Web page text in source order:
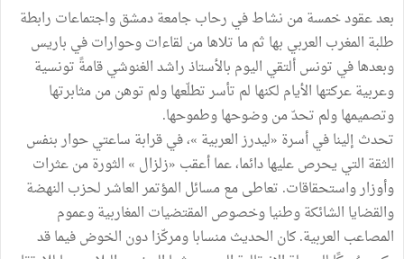
بعد عقود خمسة من نشاط في رحاب جامعة دمشق واجتماعات رابطة
طلبة المغرب العربي بها ثم ما تلاها من لقاءات وحوارات في باريس
وبعدها في تونس ألتقي اليوم بالأستاذ راشد الغنوشي قامةً تونسية
وعربية عركتها الأيام لكنها لم تأسر تطلّعها ولم توهن من مثابرتها
وتصميمها ولم تحدّ من وضوحها وطموحها.
تحدث إلينا في أسرة «ليدرز العربية »، في قرابة ساعتي حوار بنفس
الثقة التي يحرص عليها دائما، عما أعقب «زلزال » الثورة من عثرات
وأوزار واستحقاقات. تعاطى مع مسائل المؤتمر العاشر لحزب النهضة
والقضايا الشائكة وطنيا وخصوص المقتضيات المغاربية وعموم
المصاعب العربية. كان الحديث منسابا ومركّزا دون الخوض فيما قد